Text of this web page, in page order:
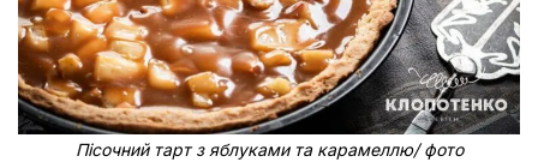
Пісочний тарт з яблуками та карамеллю/ фото